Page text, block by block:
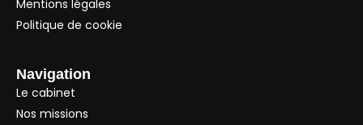
Mentions légales
Politique de cookie
Navigation
Le cabinet
Nos missions